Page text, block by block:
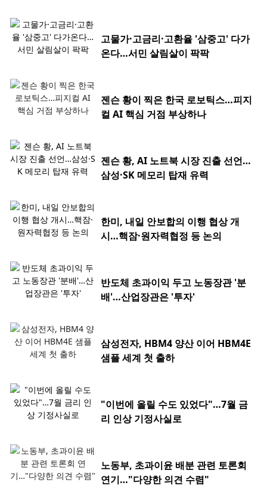
고물가·고금리·고환율 '삼중고' 다가
온다…서민 살림살이 팍팍
젠슨 황이 찍은 한국 로보틱스…피지
컬 AI 핵심 거점 부상하나
젠슨 황, AI 노트북 시장 진출 선언…
삼성·SK 메모리 탑재 유력
한미, 내일 안보합의 이행 협상 개
시…핵잠·원자력협정 등 논의
반도체 초과이익 두고 노동장관 '분
배'…산업장관은 '투자'
삼성전자, HBM4 양산 이어 HBM4E
샘플 세계 첫 출하
"이번에 올릴 수도 있었다"…7월 금
리 인상 기정사실로
노동부, 초과이윤 배분 관련 토론회
연기…"다양한 의견 수렴"